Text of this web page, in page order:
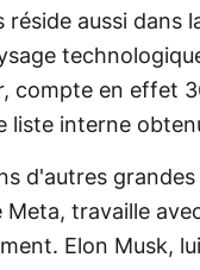
réside aussi dans
compte en effet
liste interne
d'autres
travaille
Elon Musk,